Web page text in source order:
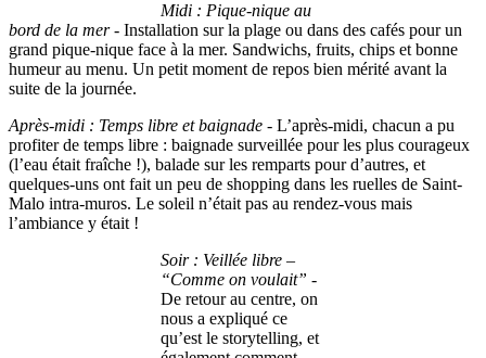
Midi : Pique-nique au
bord de la mer- Installation sur la plage ou dans des cafés pour un
grand pique-nique face à la mer. Sandwichs, fruits, chips et bonne
humeur au menu. Un petit moment de repos bien mérité avant la
suite de la journée.
Après-midi : Temps libre et baignade - L’après-midi, chacun a pu
profiter de temps libre : baignade surveillée pour les plus courageux
(l’eau était fraîche !), balade sur les remparts pour d’autres, et
quelques-uns ont fait un peu de shopping dans les ruelles de Saint-
Malo intra-muros. Le soleil n’était pas au rendez-vous mais
l’ambiance y était !
Soir : Veillée libre –
“Comme on voulait” -
De retour au centre, on
nous a expliqué ce
qu’est le storytelling, et